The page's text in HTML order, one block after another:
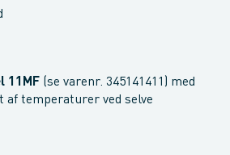
11MF (se varenr. 345141411) med
temperaturer ved selve